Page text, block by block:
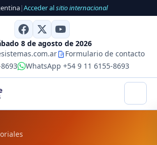
|Acceder alsitio internacional
8 de agosto de 2026
Formulario de contacto
WhatsApp +54 9 11 6155-8693